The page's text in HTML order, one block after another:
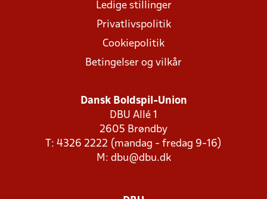
Ledige stillinger
Privatlivspolitik
Cookiepolitik
Betingelser og vilkår
Dansk Boldspil-Union
DBU Allé 1
2605 Brøndby
T: 4326 2222 (mandag - fredag 9-16)
M: dbu@dbu.dk